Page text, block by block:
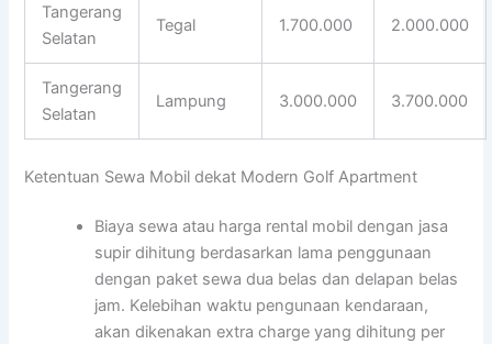
Tangerang
Selatan
Tegal 1.700.000 2.000.000
Tangerang
Selatan
Lampung 3.000.000 3.700.000
Ketentuan Sewa Mobil dekat Modern Golf Apartment
Biaya sewa atau harga rental mobil dengan jasa
supir dihitung berdasarkan lama penggunaan
dengan paket sewa dua belas dan delapan belas
jam. Kelebihan waktu pengunaan kendaraan,
akan dikenakan extra charge yang dihitung per